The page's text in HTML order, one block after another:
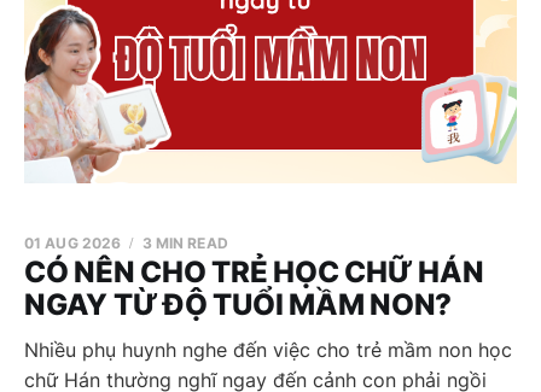
CÓ NÊN CHO TRẺ HỌC CHỮ HÁN
NGAY TỪ ĐỘ TUỔI MẦM NON?
01 AUG 2026 3 MIN READ
Nhiều phụ huynh nghe đến việc cho trẻ mầm non học
chữ Hán thường nghĩ ngay đến cảnh con phải ngồi